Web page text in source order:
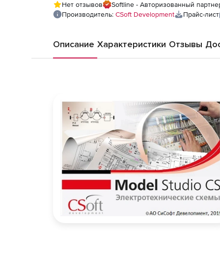
Нет отзывов
Softline - Авторизованный
Производитель: CSoft Development Прайс-лист
Описание Характеристики Отзывы